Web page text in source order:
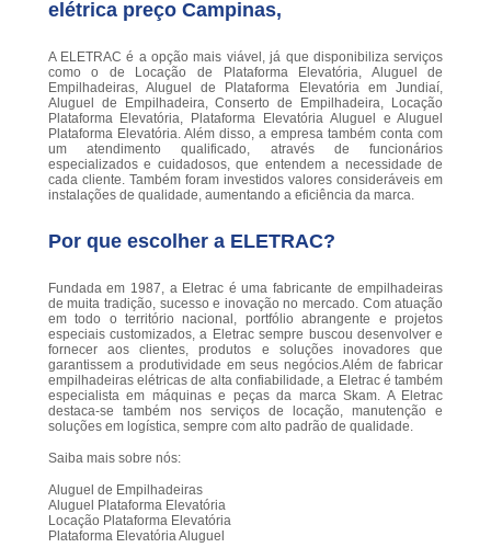
elétrica preço Campinas,
A ELETRAC é a opção mais viável, já que disponibiliza serviços
como o de Locação de Plataforma Elevatória, Aluguel de
Empilhadeiras, Aluguel de Plataforma Elevatória em Jundiaí,
Aluguel de Empilhadeira, Conserto de Empilhadeira, Locação
Plataforma Elevatória, Plataforma Elevatória Aluguel e Aluguel
Plataforma Elevatória. Além disso, a empresa também conta com
um atendimento qualificado, através de funcionários
especializados e cuidadosos, que entendem a necessidade de
cada cliente. Também foram investidos valores consideráveis em
instalações de qualidade, aumentando a eficiência da marca.
Por que escolher a ELETRAC?
Fundada em 1987, a Eletrac é uma fabricante de empilhadeiras
de muita tradição, sucesso e inovação no mercado. Com atuação
em todo o território nacional, portfólio abrangente e projetos
especiais customizados, a Eletrac sempre buscou desenvolver e
fornecer aos clientes, produtos e soluções inovadores que
garantissem a produtividade em seus negócios.Além de fabricar
empilhadeiras elétricas de alta confiabilidade, a Eletrac é também
especialista em máquinas e peças da marca Skam. A Eletrac
destaca-se também nos serviços de locação, manutenção e
soluções em logística, sempre com alto padrão de qualidade.
Saiba mais sobre nós:
Aluguel de Empilhadeiras
Aluguel Plataforma Elevatória
Locação Plataforma Elevatória
Plataforma Elevatória Aluguel